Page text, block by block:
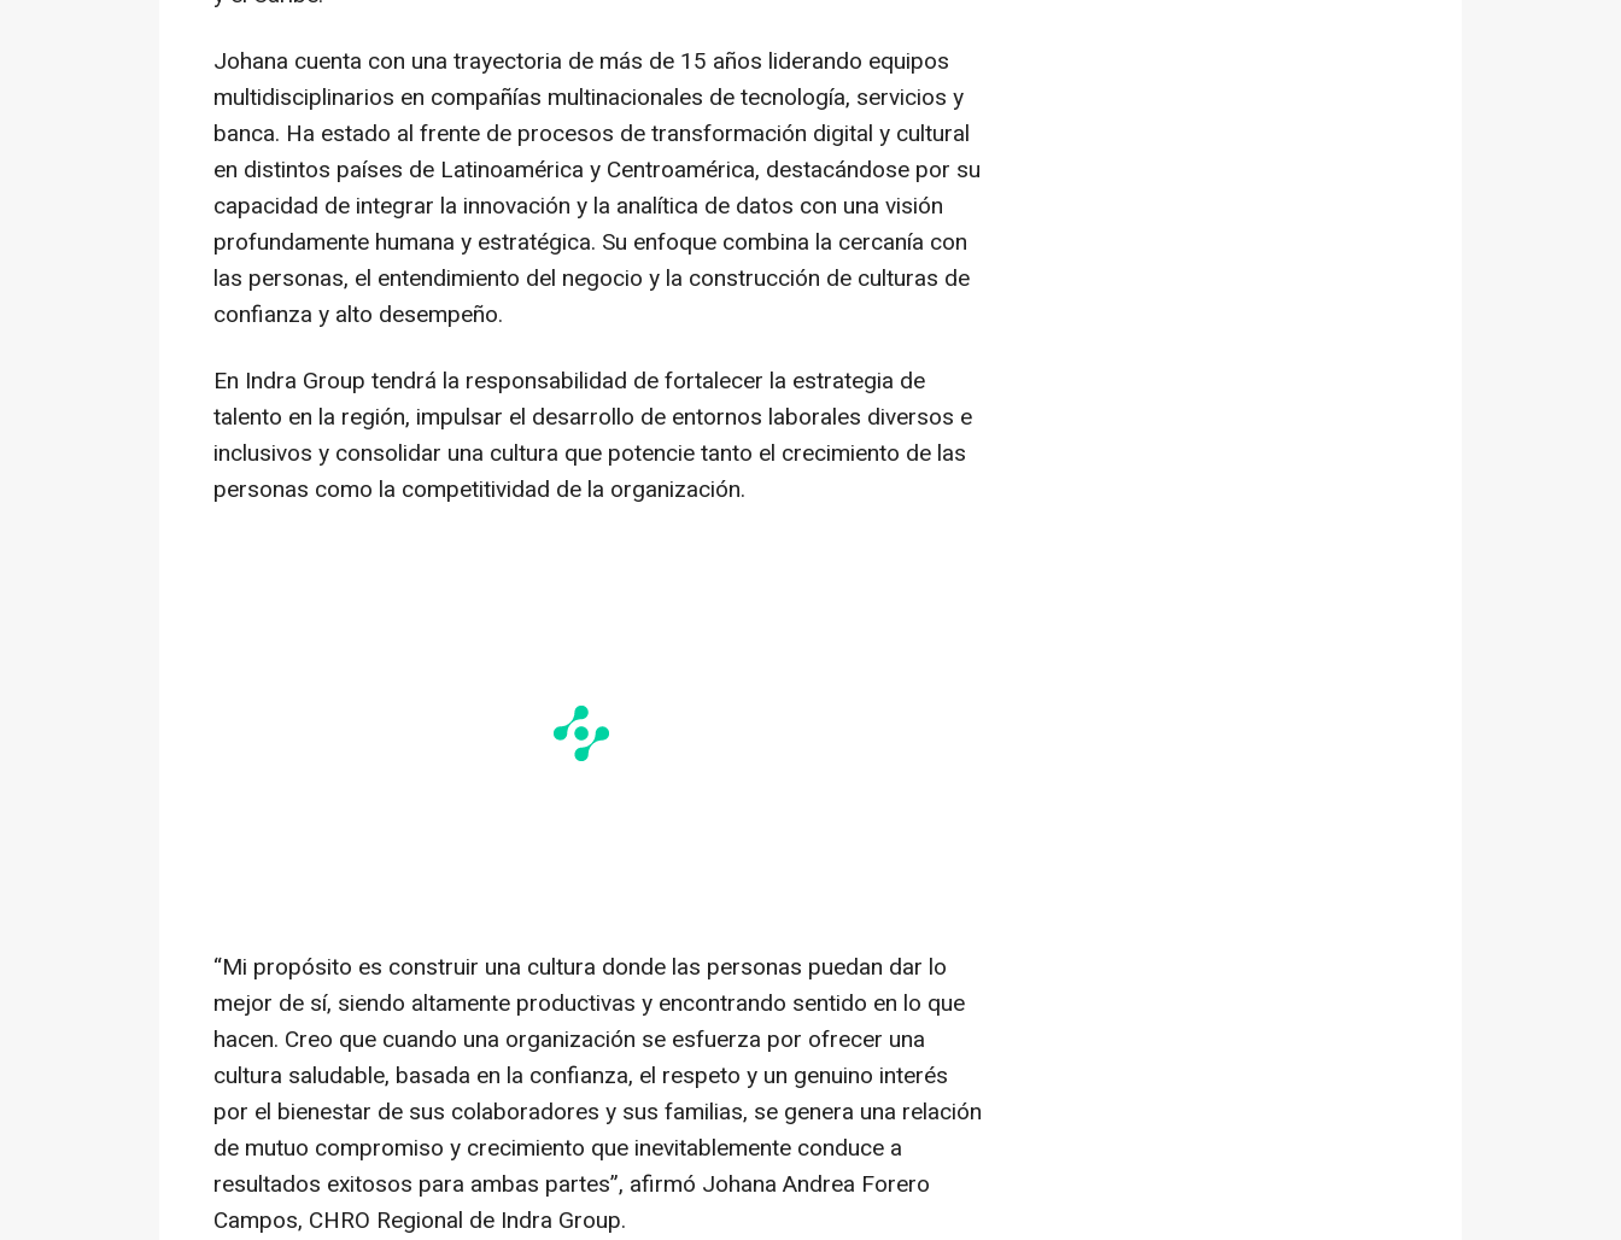
Johana cuenta con una trayectoria de más de 15 años liderando equipos
multidisciplinarios en compañías multinacionales de tecnología, servicios y
banca. Ha estado al frente de procesos de transformación digital y cultural
en distintos países de Latinoamérica y Centroamérica, destacándose por su
capacidad de integrar la innovación y la analítica de datos con una visión
profundamente humana y estratégica. Su enfoque combina la cercanía con
las personas, el entendimiento del negocio y la construcción de culturas de
confianza y alto desempeño.
En Indra Group tendrá la responsabilidad de fortalecer la estrategia de
talento en la región, impulsar el desarrollo de entornos laborales diversos e
inclusivos y consolidar una cultura que potencie tanto el crecimiento de las
personas como la competitividad de la organización.
“Mi propósito es construir una cultura donde las personas puedan dar lo
mejor de sí, siendo altamente productivas y encontrando sentido en lo que
hacen. Creo que cuando una organización se esfuerza por ofrecer una
cultura saludable, basada en la confianza, el respeto y un genuino interés
por el bienestar de sus colaboradores y sus familias, se genera una relación
de mutuo compromiso y crecimiento que inevitablemente conduce a
resultados exitosos para ambas partes”, afirmó Johana Andrea Forero
Campos, CHRO Regional de Indra Group.